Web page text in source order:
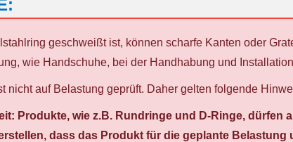
geschweißt ist, können scharfe Kanten oder
wie Handschuhe, bei der Handhabung und
nicht auf Belastung geprüft. Daher gelten folgende
Produkte, wie z.B. Rundringe und D-Ringe,
dass das Produkt für die geplante